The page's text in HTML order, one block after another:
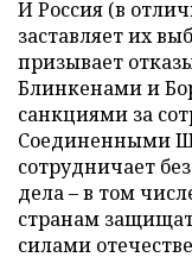
И Россия (в
заставляет их
призывает
Блинкенами и
санкциями за
Соединенными
сотрудничает
дела – в том
странам
силами